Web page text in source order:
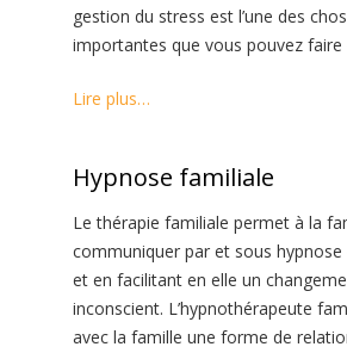
gestion du stress est l’une des
importantes que vous pouvez faire
Lire plus…
Hypnose familiale
Le thérapie familiale permet à la
communiquer par et sous
et en facilitant en elle un
inconscient. L’hypnothérapeute
avec la famille une forme de